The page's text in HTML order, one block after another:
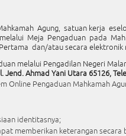
Agung, satuan kerja
Meja Pengaduan pada
dan/atau secara elektronik
melalui Pengadilan Negeri
Ahmad Yani Utara 65126,
Online Pengaduan Mahkamah
identitasnya;
memberikan keterangan